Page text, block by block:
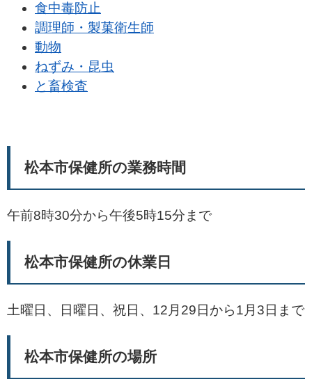
食中毒防止
調理師・製菓衛生師
動物
ねずみ・昆虫
と畜検査
松本市保健所の業務時間
午前8時30分から午後5時15分まで
松本市保健所の休業日
土曜日、日曜日、祝日、12月29日から1月3日まで
松本市保健所の場所